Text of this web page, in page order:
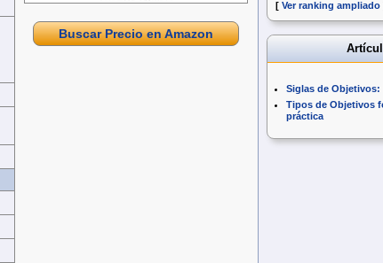
Buscar Precio en Amazon
[ Ver ranking ampliado
Siglas de
Tipos de Objetivos
práctica